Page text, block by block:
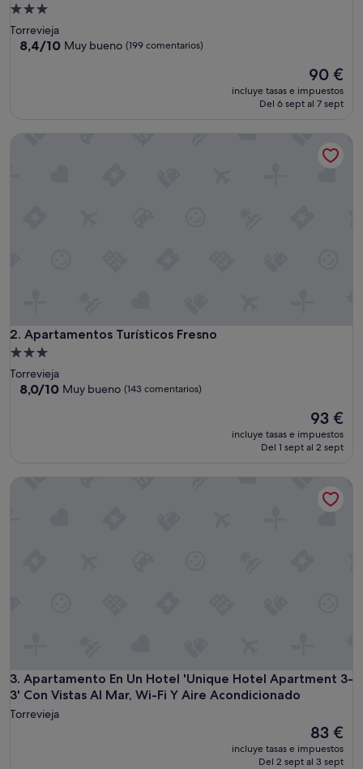
Alojamiento
de
3.0 estrellas
Torrevieja
8.4
8,4/10 Muy bueno (199 comentarios)
El
precio
actual
90 €
incluye tasas e impuestos
Del 6 sept al 7 sept
2. Apartamentos Turísticos Fresno
Apartamentos Turísticos Fresno
Alojamiento
de
3.0 estrellas
Torrevieja
8.0
8,0/10 Muy bueno (143 comentarios)
El
precio
actual
93 €
incluye tasas e impuestos
Del 1 sept al 2 sept
3. Apartamento En Un Hotel 'Unique Hotel Apartment 3-
3' Con Vistas Al Mar, Wi-Fi Y Aire Acondicionado
Apartamento En Un Hotel 'Unique Hotel Apartment 3-3'
Torrevieja
El
precio
actual
83 €
incluye tasas e impuestos
Del 2 sept al 3 sept
Apartamento En Un Hotel 'Unique Hotel Apartment 3-3'